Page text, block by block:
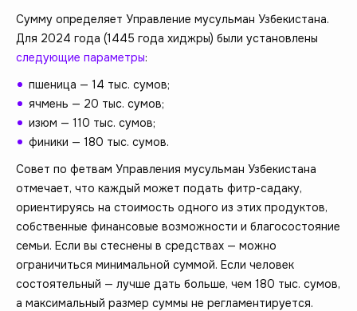
Сумму определяет Управление мусульман Узбекистана.
Для 2024 года (1445 года хиджры) были установлены
следующие параметры:
пшеница — 14 тыс. сумов;
ячмень — 20 тыс. сумов;
изюм — 110 тыс. сумов;
финики — 180 тыс. сумов.
Совет по фетвам Управления мусульман Узбекистана
отмечает, что каждый может подать фитр-садаку,
ориентируясь на стоимость одного из этих продуктов,
собственные финансовые возможности и благосостояние
семьи. Если вы стеснены в средствах — можно
ограничиться минимальной суммой. Если человек
состоятельный — лучше дать больше, чем 180 тыс. сумов,
а максимальный размер суммы не регламентируется.